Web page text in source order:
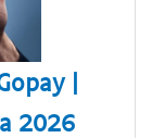
|
2026